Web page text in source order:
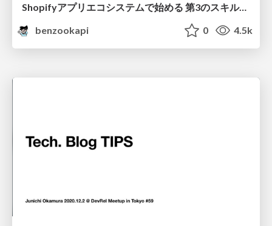
Shopifyアプリエコシステムで始める 第3のスキルマネタイズ
benzookapi
0 4.5k